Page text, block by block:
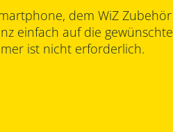
dem WiZ Zubehör
einfach auf die gewünschte
ist nicht erforderlich.